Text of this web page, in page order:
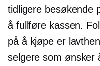
tidligere besøkende
å fullføre kassen.
på å kjøpe er
selgere som ønsker